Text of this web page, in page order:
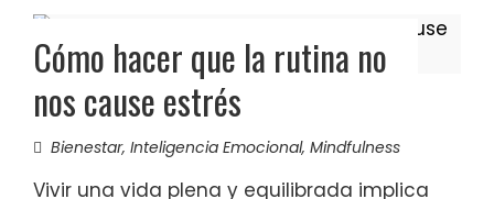
Cómo hacer que la rutina no
nos cause estrés
Bienestar, Inteligencia Emocional, Mindfulness
Vivir una vida plena y equilibrada implica